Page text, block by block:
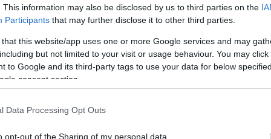
This information may also be disclosed by us to third parties on the
Participants that may further disclose it to other third parties.
that this website/app uses one or more Google services and may
but not limited to your visit or usage behaviour. You may
to Google and its third-party tags to use your data for below
consent section.
Data Processing Opt Outs
opt-out of the Sharing of my personal data.
című móka. De
cifrázva volt spontán
Előre az ilyesmit
kerék a nyakánál
a 1,5 L kis műanyag
akkor néz vissza,
Valamiért ott a
dolog a fák gyökere
hívni és mivel a
könnyen elveszteni ezért a so called "bringaút" melletti útra
is tettek végig. Gondolom az irodájuk rálátással bír a
az az, hogy egy országúti kerékpár kereke 30-40 km/h-s